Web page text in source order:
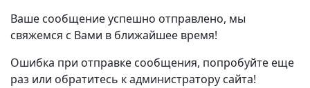
Ваше сообщение успешно отправлено, мы
свяжемся с Вами в ближайшее время!
Ошибка при отправке сообщения, попробуйте еще
раз или обратитесь к администратору сайта!